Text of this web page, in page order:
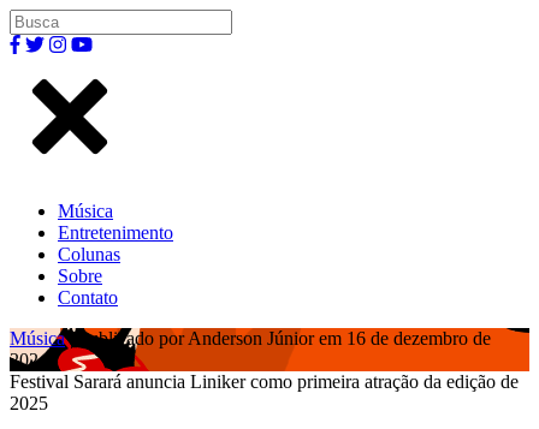
Música
Entretenimento
Colunas
Sobre
Contato
Música| Publicado por Anderson Júnior em 16 de dezembro de
2024.
Festival Sarará anuncia Liniker como primeira atração da edição de
2025